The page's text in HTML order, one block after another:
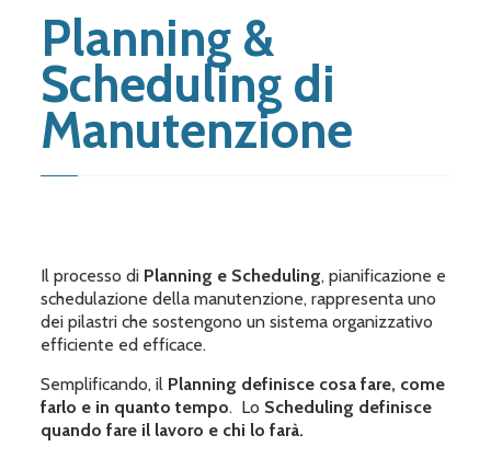
Planning &
Scheduling di
Manutenzione
Il processo di Planning e Scheduling, pianificazione e
schedulazione della manutenzione, rappresenta uno
dei pilastri che sostengono un sistema organizzativo
efficiente ed efficace.
Semplificando, il Planning definisce cosa fare, come
farlo e in quanto tempo. Lo Scheduling definisce
quando fare il lavoro e chi lo farà.